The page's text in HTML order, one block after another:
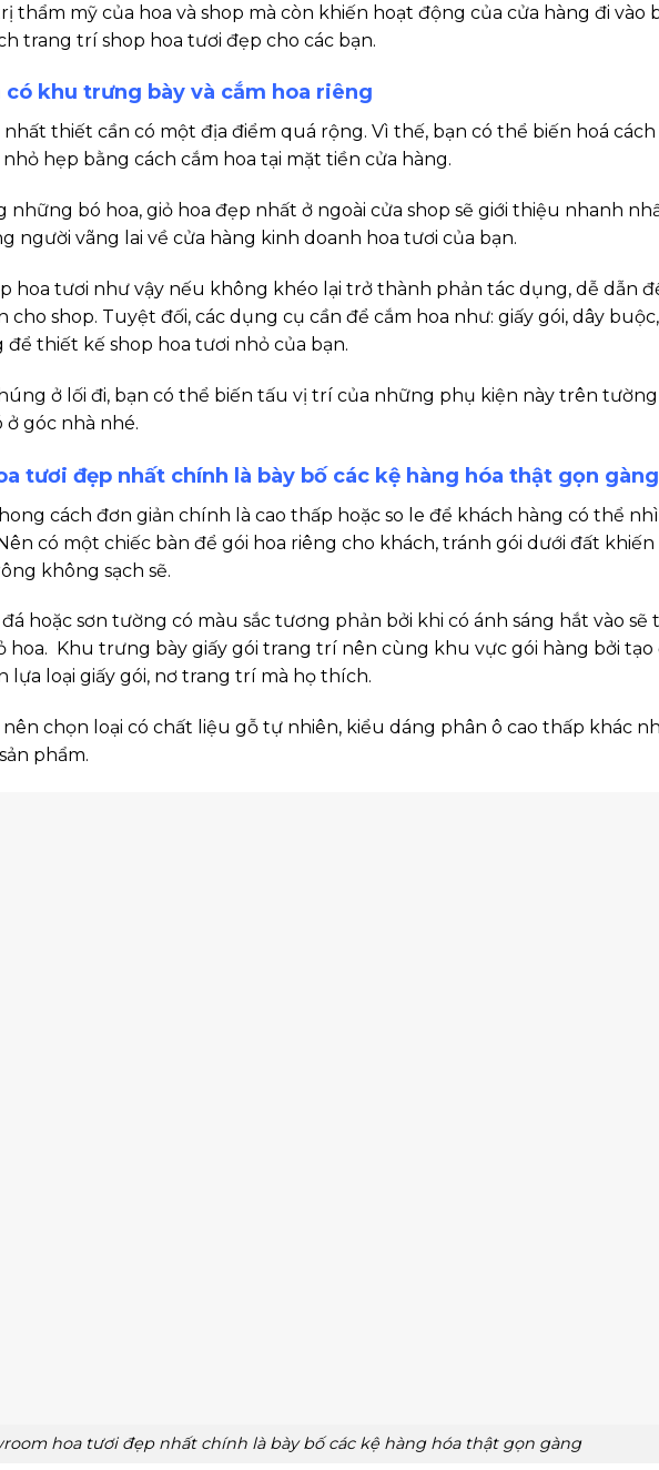
thẩm mỹ của hoa và shop mà còn khiến hoạt động của cửa hàng đi vào
trang trí shop hoa tươi đẹp cho các bạn.
có khu trưng bày và cắm hoa riêng
thiết cần có một địa điểm quá rộng. Vì thế, bạn có thể biến hoá
hẹp bằng cách cắm hoa tại mặt tiền cửa hàng.
bó hoa, giỏ hoa đẹp nhất ở ngoài cửa shop sẽ giới thiệu nhanh
người vãng lai về cửa hàng kinh doanh hoa tươi của bạn.
hoa tươi như vậy nếu không khéo lại trở thành phản tác dụng, dễ dẫn
cho shop. Tuyệt đối, các dụng cụ cần để cắm hoa như: giấy gói, dây
thiết kế shop hoa tươi nhỏ của bạn.
ở lối đi, bạn có thể biến tấu vị trí của những phụ kiện này trên
ở góc nhà nhé.
tươi đẹp nhất chính là bày bố các kệ hàng hóa thật gọn
cách đơn giản chính là cao thấp hoặc so le để khách hàng có thể
có một chiếc bàn để gói hoa riêng cho khách, tránh gói dưới đất khiến
không sạch sẽ.
hoặc sơn tường có màu sắc tương phản bởi khi có ánh sáng hắt vào sẽ
hoa. Khu trưng bày giấy gói trang trí nên cùng khu vực gói hàng bởi tạo
lựa loại giấy gói, nơ trang trí mà họ thích.
chọn loại có chất liệu gỗ tự nhiên, kiểu dáng phân ô cao thấp khác
phẩm.
hoa tươi đẹp nhất chính là bày bố các kệ hàng hóa thật gọn gàng